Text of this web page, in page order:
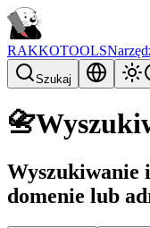
RAKKOTOOLS
Szukaj
📇
Wyszukiwanie
domenie lub